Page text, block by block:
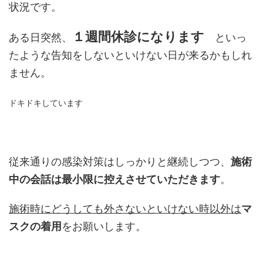
状況です。
ある日突然、 １週間休診になります といっ
たような告知をしないといけない日が来るかもしれ
ません。
ドキドキしています
従来通りの感染対策はしっかりと継続しつつ、 施術
中の会話は最小限に控えさせていただきます。
施術時にどうしても外さないといけない時以外はマ
スクの着用 をお願いします。